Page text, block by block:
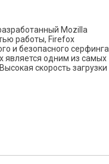
Mozilla
работы, Firefox
и безопасного серфинга
является одним из самых
скорость загрузки